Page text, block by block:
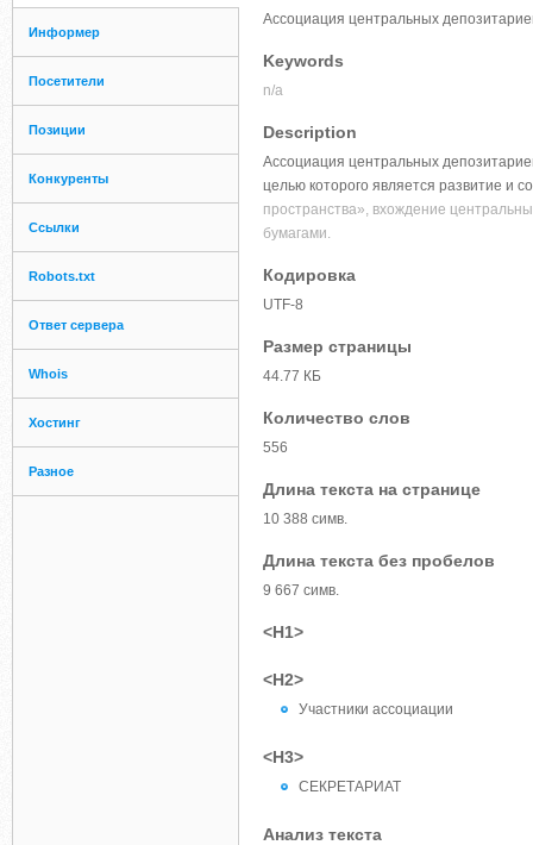
Информер
Посетители
Позиции
Конкуренты
Ссылки
Robots.txt
Ответ сервера
Whois
Хостинг
Разное
Ассоциация центральных
Keywords
n/a
Description
Ассоциация центральных
целью которого является развитие и
пространства», вхождение
бумагами.
Кодировка
UTF-8
Размер страницы
44.77 КБ
Количество слов
556
Длина текста на странице
10 388 симв.
Длина текста без пробелов
9 667 симв.
<H1>
<H2>
Участники ассоциации
<H3>
СЕКРЕТАРИАТ
Анализ текста